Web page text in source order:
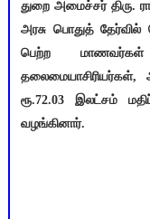
துறை அமைச்சர் திரு.
அரசு பொதுத்
பெற்ற
ரூ.72.03 இலட்சம்
வழங்கினார்.